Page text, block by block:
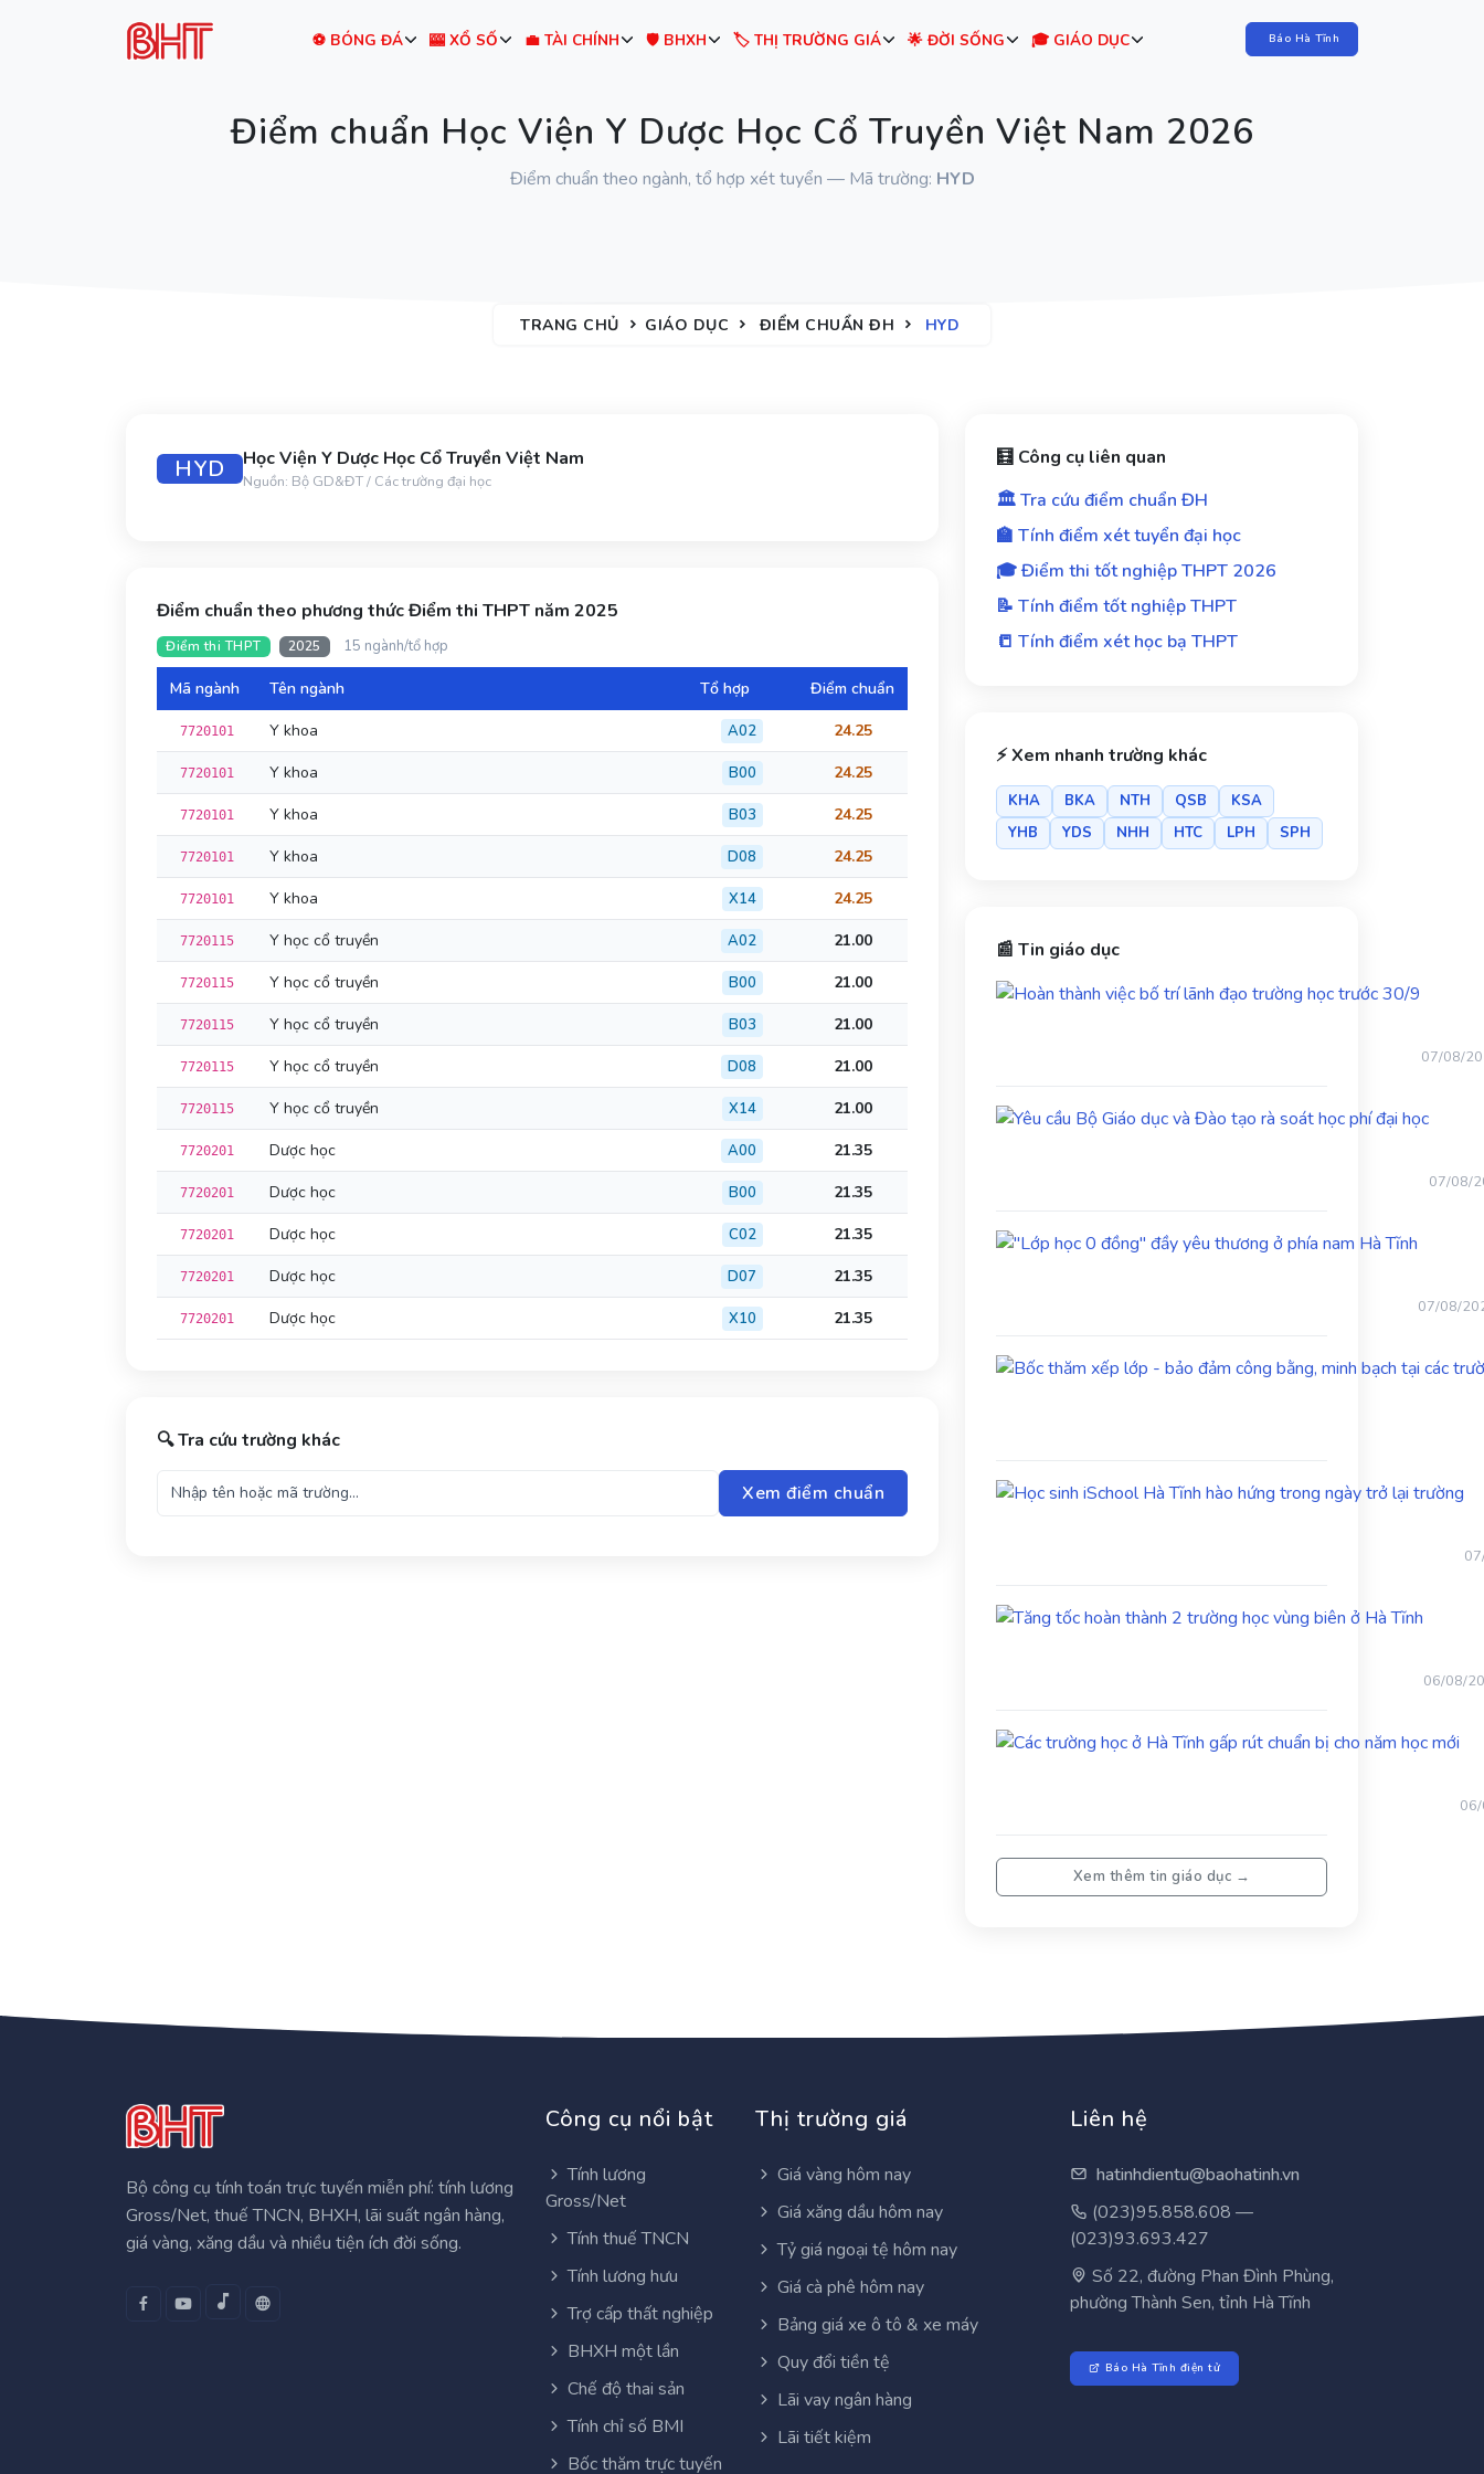
Báo Hà Tĩnh
⚽ BÓNG ĐÁ 🎰 XỔ SỐ 💼 TÀI CHÍNH 🛡️ BHXH 🏷️ THỊ TRƯỜNG GIÁ 🌟 ĐỜI SỐNG 🎓 GIÁO DỤC
Điểm chuẩn Học Viện Y Dược Học Cổ Truyền Việt Nam 2026
Điểm chuẩn theo ngành, tổ hợp xét tuyển — Mã trường: HYD
TRANG CHỦ GIÁO DỤC ĐIỂM CHUẨN ĐH HYD
HYD Học Viện Y Dược Học Cổ Truyền Việt Nam
Nguồn: Bộ GD&ĐT / Các trường đại học
Điểm chuẩn theo phương thức Điểm thi THPT năm 2025
Điểm thi THPT 2025 15 ngành/tổ hợp
Mã ngành Tên ngành Tổ hợp Điểm chuẩn
7720101 Y khoa A02 24.25
7720101 Y khoa B00 24.25
7720101 Y khoa B03 24.25
7720101 Y khoa D08 24.25
7720101 Y khoa X14 24.25
7720115 Y học cổ truyền A02 21.00
7720115 Y học cổ truyền B00 21.00
7720115 Y học cổ truyền B03 21.00
7720115 Y học cổ truyền D08 21.00
7720115 Y học cổ truyền X14 21.00
7720201 Dược học A00 21.35
7720201 Dược học B00 21.35
7720201 Dược học C02 21.35
7720201 Dược học D07 21.35
7720201 Dược học X10 21.35
🔍 Tra cứu trường khác
Xem điểm chuẩn
🧮 Công cụ liên quan
🏛️ Tra cứu điểm chuẩn ĐH
🏫 Tính điểm xét tuyển đại học
🎓 Điểm thi tốt nghiệp THPT 2026
📝 Tính điểm tốt nghiệp THPT
📒 Tính điểm xét học bạ THPT
⚡ Xem nhanh trường khác
KHA BKA NTH QSB
KSA
YHB
YDS NHH HTC LPH SPH
📰 Tin giáo dục
bố
đạo
trước
07/08/
Giáo
soát
đại
07/08/
đồng"
thương
07/08/
Hà
trở
thành
học
06/08/
ở
mới
Xem thêm tin giáo dục →
Bộ công cụ tính toán trực tuyến miễn phí: tính lương
Gross/Net, thuế TNCN, BHXH, lãi suất ngân hàng,
giá vàng, xăng dầu và nhiều tiện ích đời sống.
Công cụ nổi bật
Tính lương
Gross/Net
Tính thuế TNCN
Tính lương hưu
Trợ cấp thất nghiệp
BHXH một lần
Chế độ thai sản
Tính chỉ số BMI
Bốc thăm trực tuyến
Thị trường giá
Giá vàng hôm nay
Giá xăng dầu hôm nay
Tỷ giá ngoại tệ hôm nay
Giá cà phê hôm nay
Bảng giá xe ô tô & xe máy
Quy đổi tiền tệ
Lãi vay ngân hàng
Lãi tiết kiệm
Liên hệ
hatinhdientu@baohatinh.vn
(023)95.858.608 —
(023)93.693.427
Số 22, đường Phan Đình Phùng,
phường Thành Sen, tỉnh Hà Tĩnh
Báo Hà Tĩnh điện tử